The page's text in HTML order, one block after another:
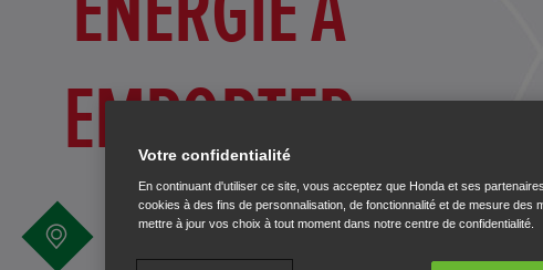
EMPORTER
Votre confidentialité
En continuant d'utiliser ce site, vous acceptez que Honda et ses
cookies à des fins de personnalisation, de fonctionnalité et de mesure des
mettre à jour vos choix à tout moment dans notre centre de confidentialité.